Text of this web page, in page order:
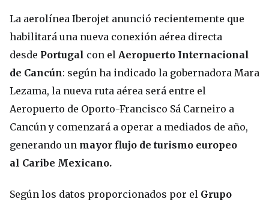
La aerolínea Iberojet anunció recientemente que
habilitará una nueva conexión aérea directa
desde Portugal con el Aeropuerto Internacional
de Cancún: según ha indicado la gobernadora Mara
Lezama, la nueva ruta aérea será entre el
Aeropuerto de Oporto-Francisco Sá Carneiro a
Cancún y comenzará a operar a mediados de año,
generando un mayor flujo de turismo europeo
al Caribe Mexicano.
Según los datos proporcionados por el Grupo